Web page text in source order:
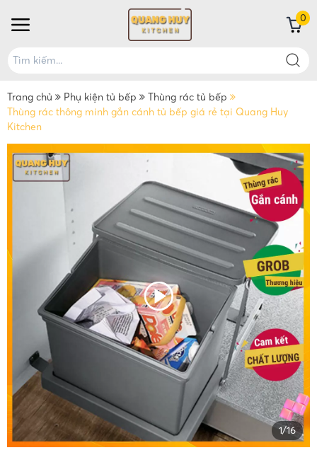
0
Trang chủ Phụ kiện tủ bếp
Thùng rác tủ bếp
Thùng rác thông minh gắn cánh tủ bếp giá rẻ tại Quang Huy
Kitchen
1/16